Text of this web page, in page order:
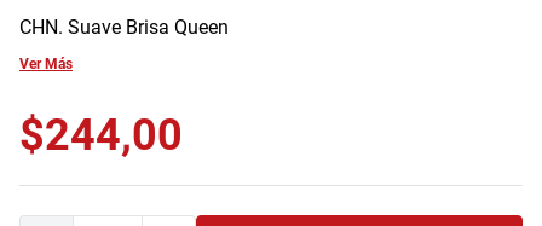
CHN. Suave Brisa Queen
Ver Más
$244,00
7.
cama
8.
havana master
10. sofa